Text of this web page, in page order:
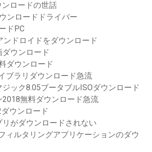
ロードの世話
ンロードドライバー
ドPC
ンドロイドをダウンロード
ウンロード
ダウンロード
ブラリダウンロード急流
ック8.05ブータブルISOダウンロード
無料ダウンロード急流
ウンロード
がダウンロードされない
ィルタリングアプリケーションのダウ